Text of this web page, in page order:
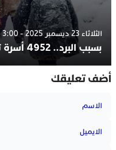
الثلاثاء 23 ديسمبر 2025 - 3:00
بسبب البرد.. 4952 أسرة تستفيد من مساعدات
أضف تعليقك